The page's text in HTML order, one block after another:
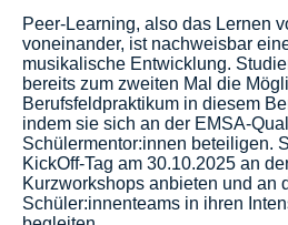
Peer-Learning, also das Lernen
voneinander, ist nachweisbar
musikalische Entwicklung.
bereits zum zweiten Mal die
Berufsfeldpraktikum in diesem
indem sie sich an der EMSA-
Schülermentor:innen beteiligen.
KickOff-Tag am 30.10.2025 an
Kurzworkshops anbieten und an
Schüler:innenteams in ihren